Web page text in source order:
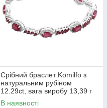
Срібний браслет Komilfo з
натуральним рубіном
12.29ct, вага виробу 13,39 г
(2166818) 1720 розмір
В наявності